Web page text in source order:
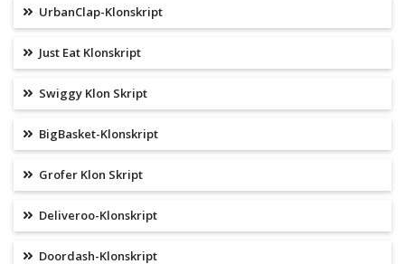
UrbanClap-Klonskript
Just Eat Klonskript
Swiggy Klon Skript
BigBasket-Klonskript
Grofer Klon Skript
Deliveroo-Klonskript
Doordash-Klonskript